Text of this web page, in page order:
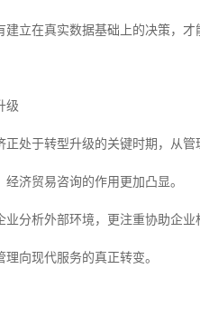
建立在真实数据基础上的决策，才
级
正处于转型升级的关键时期，从
经济贸易咨询的作用更加凸显。
业分析外部环境，更注重协助企
向现代服务的真正转变。